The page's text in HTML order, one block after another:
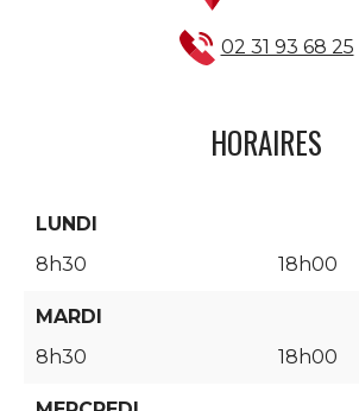
02 31 93 68 25
HORAIRES
LUNDI
8h30
18h00
MARDI
8h30
18h00